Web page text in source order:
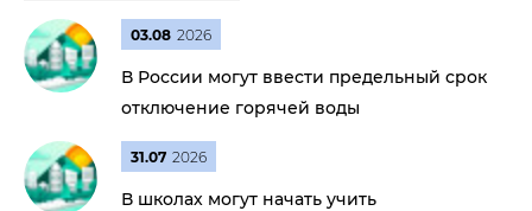
03.08 2026
В России могут ввести предельный срок
отключение горячей воды
31.07 2026
В школах могут начать учить